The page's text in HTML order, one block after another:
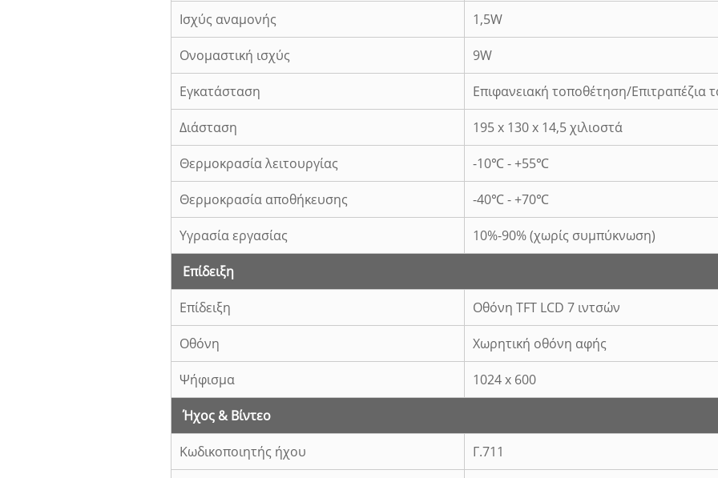
Ισχύς αναμονής 1,5W
Ονομαστική ισχύς 9W
Εγκατάσταση Επιφανειακή τοποθέτηση/Επιτραπέζια
Διάσταση 195 x 130 x 14,5 χιλιοστά
Θερμοκρασία λειτουργίας -10℃ - +55℃
Θερμοκρασία αποθήκευσης -40℃ - +70℃
Υγρασία εργασίας 10%-90% (χωρίς συμπύκνωση)
Επίδειξη
Επίδειξη Οθόνη TFT LCD 7 ιντσών
Οθόνη Χωρητική οθόνη αφής
Ψήφισμα 1024 x 600
Ήχος & Βίντεο
Κωδικοποιητής ήχου Γ.711